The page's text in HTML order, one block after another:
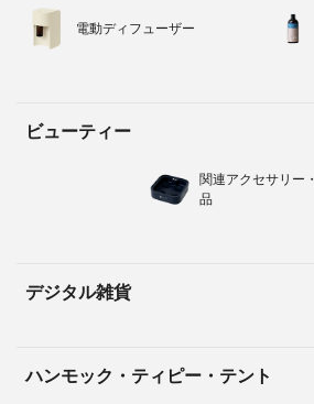
電動ディフューザー
ビューティー
関連アクセサリー
品
デジタル雑貨
ハンモック・ティピー・テント